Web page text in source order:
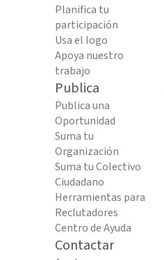
Planifica tu
participación
Usa el logo
Apoya nuestro
trabajo
Publica
Publica una
Oportunidad
Suma tu
Organización
Suma tu Colectivo
Ciudadano
Herramientas para
Reclutadores
Centro de Ayuda
Contactar